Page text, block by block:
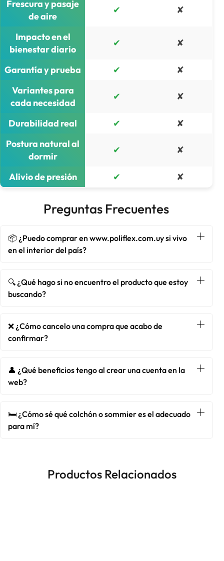
Frescura y pasaje
de aire
✔ ✘
Impacto en el
bienestar diario
✔ ✘
Garantía y prueba ✔
✘
Variantes para
cada necesidad
✔ ✘
Durabilidad real ✔
✘
Postura natural al
dormir
✔ ✘
Alivio de presión ✔ ✘
Preguntas Frecuentes
📦 ¿Puedo comprar en www.poliflex.com.uy si vivo
en el interior del país?
🔍 ¿Qué hago si no encuentro el producto que estoy
buscando?
❌ ¿Cómo cancelo una compra que acabo de
confirmar?
👤 ¿Qué beneficios tengo al crear una cuenta en la
web?
🛏️ ¿Cómo sé qué colchón o sommier es el adecuado
para mí?
Productos Relacionados